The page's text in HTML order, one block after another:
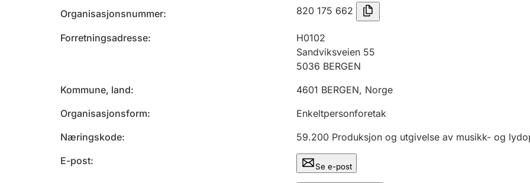
Organisasjonsnummer 820 175 662
Forretningsadresse
H0102
Sandviksveien 55
5036 BERGEN
Kommune, land
4601 BERGEN, Norge
Organisasjonsform
Enkeltpersonforetak
Næringskode
59.200 Produksjon og utgivelse av musikk- og
E-post
Se e-post